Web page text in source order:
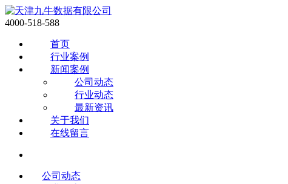
4000-518-588
首页
行业案例
新闻案例
公司动态
行业动态
最新资讯
关于我们
在线留言
公司动态